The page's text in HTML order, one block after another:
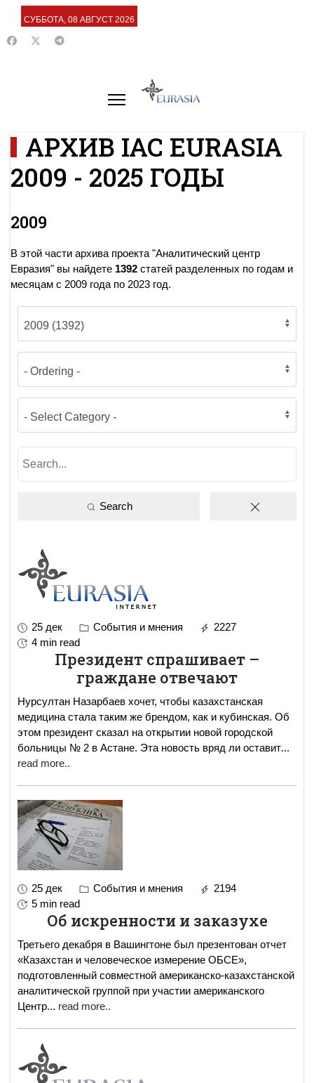
СУББОТА, 08 АВГУСТ 2026
АРХИВ IAC EURASIA
2009 - 2025 ГОДЫ
2009
В этой части архива проекта "Аналитический центр
Евразия" вы найдете 1392 статей разделенных по годам и
месяцам с 2009 года по 2023 год.
Search
25 дек События и мнения
2227
4 min read
Президент спрашивает –
граждане отвечают
Нурсултан Назарбаев хочет, чтобы казахстанская
медицина стала таким же брендом, как и кубинская. Об
этом президент сказал на открытии новой городской
больницы № 2 в Астане. Эта новость вряд ли оставит...
read more..
25 дек События и мнения
2194
5 min read
Об искренности и заказухе
Третьего декабря в Вашингтоне был презентован отчет
«Казахстан и человеческое измерение ОБСЕ»,
подготовленный совместной американско-казахстанской
аналитической группой при участии американского
Центр... read more..